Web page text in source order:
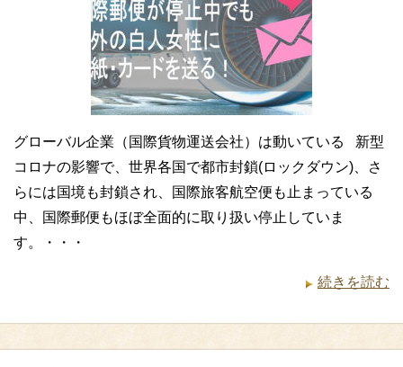
グローバル企業（国際貨物運送会社）は動いている 新型
コロナの影響で、世界各国で都市封鎖(ロックダウン)、さ
らには国境も封鎖され、国際旅客航空便も止まっている
中、国際郵便もほぼ全面的に取り扱い停止していま
す。・・・
続きを読む